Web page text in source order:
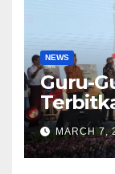
NEWS
Guru-
MARCH 7,